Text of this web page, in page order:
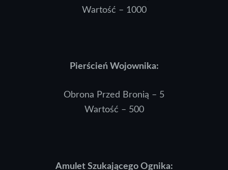
Wartość – 1000
Pierścień Wojownika:
Obrona Przed Bronią – 5
Wartość – 500
Amulet Szukającego Ognika: